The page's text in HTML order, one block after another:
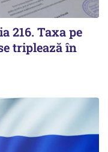
216. Taxa pe
triplează în